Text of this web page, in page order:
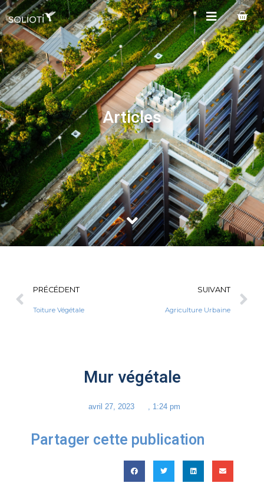
Articles
PRÉCÉDENT
Toiture Végétale
SUIVANT
Agriculture Urbaine
Mur végétale
avril 27, 2023 , 1:24 pm
Partager cette publication